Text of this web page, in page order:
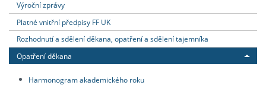
Výroční zprávy
Platné vnitřní předpisy FF UK
Rozhodnutí a sdělení děkana, opatření a sdělení tajemníka
Opatření děkana
Harmonogram akademického roku